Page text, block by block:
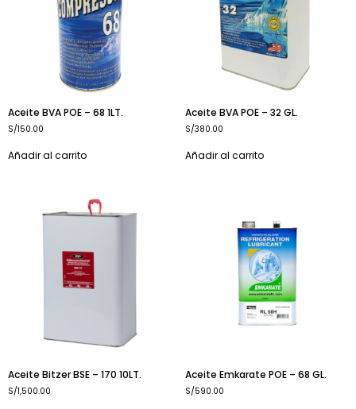
Aceite BVA POE – 68 1LT.
S/150.00
Añadir al carrito
Aceite BVA POE – 32 GL.
S/380.00
Añadir al carrito
Aceite Bitzer BSE – 170 10LT.
S/1,500.00
Aceite Emkarate POE – 68 GL.
S/590.00